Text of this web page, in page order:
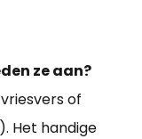
ze aan?
of
Het handige